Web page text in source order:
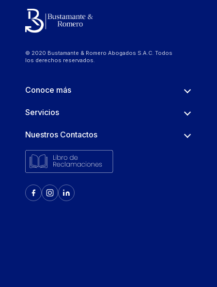
© 2020 Bustamante & Romero Abogados S.A.C. Todos
los derechos reservados.
Conoce más
Servicios
Nuestros Contactos